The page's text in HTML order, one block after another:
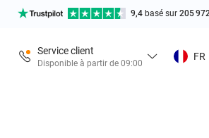
9,4 basé sur 205
Service client
Disponible à partir de 09:00
FR